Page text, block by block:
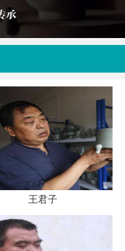
王君子